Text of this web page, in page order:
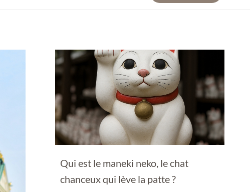
Qui est le maneki neko, le chat
chanceux qui lève la patte ?